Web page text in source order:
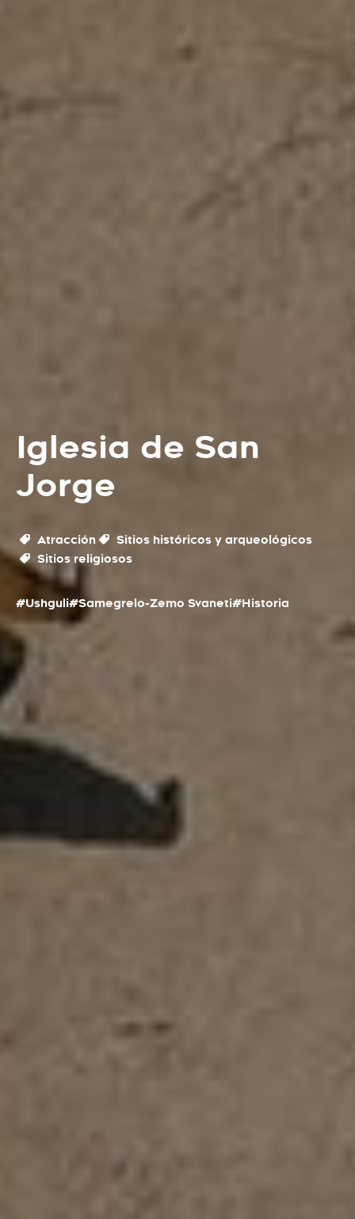
Iglesia de San
Jorge
Atracción
Sitios históricos y arqueológicos
Sitios religiosos
#Ushguli#Samegrelo-Zemo Svaneti#Historia